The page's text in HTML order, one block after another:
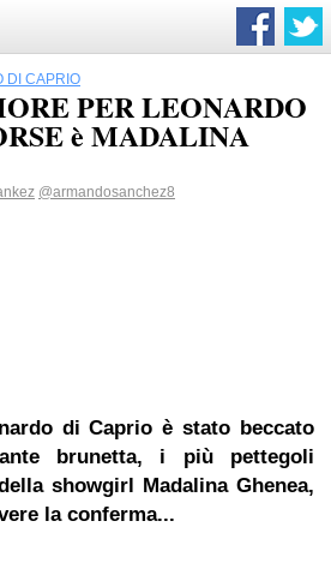
DI CAPRIO
PER LEONARDO
è MADALINA
@armandosanchez8
di Caprio è stato beccato
brunetta, i più pettegoli
showgirl Madalina Ghenea,
la conferma...